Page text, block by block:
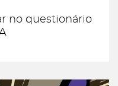
no questionário